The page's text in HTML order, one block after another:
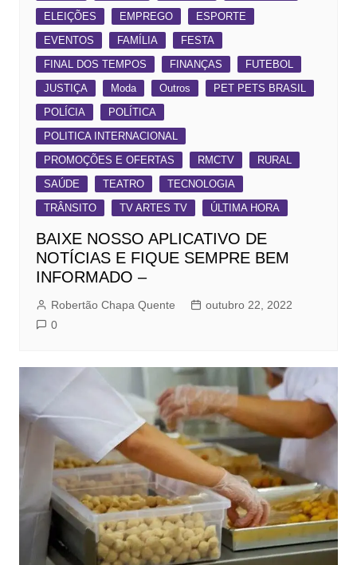
ELEIÇÕES EMPREGO
ESPORTE
EVENTOS
FAMÍLIA
FESTA
FINAL DOS TEMPOS
FINANÇAS
FUTEBOL
JUSTIÇA
Moda Outros
PET PETS BRASIL
POLÍCIA
POLÍTICA
POLITICA INTERNACIONAL
PROMOÇÕES E OFERTAS
RMCTV
RURAL
SAÚDE
TEATRO
TECNOLOGIA
TRÂNSITO
TV ARTES TV ÚLTIMA HORA
BAIXE NOSSO APLICATIVO DE
NOTÍCIAS E FIQUE SEMPRE BEM
INFORMADO –
Robertão Chapa Quente
outubro 22, 2022
0